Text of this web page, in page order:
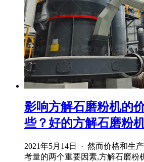
影响方解石磨粉机的
些？好的方解石磨粉
2021年5月14日 · 然而价格和生
考量的两个重要因素,方解石磨粉